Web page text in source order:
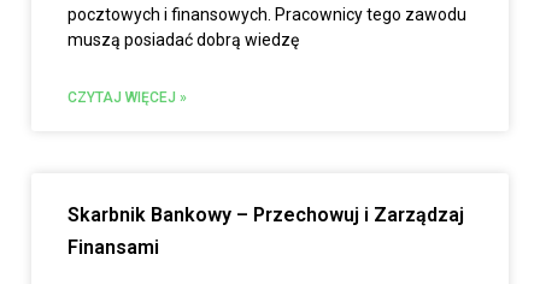
pocztowych i finansowych. Pracownicy tego zawodu
muszą posiadać dobrą wiedzę
CZYTAJ WIĘCEJ »
Skarbnik Bankowy – Przechowuj i Zarządzaj
Finansami